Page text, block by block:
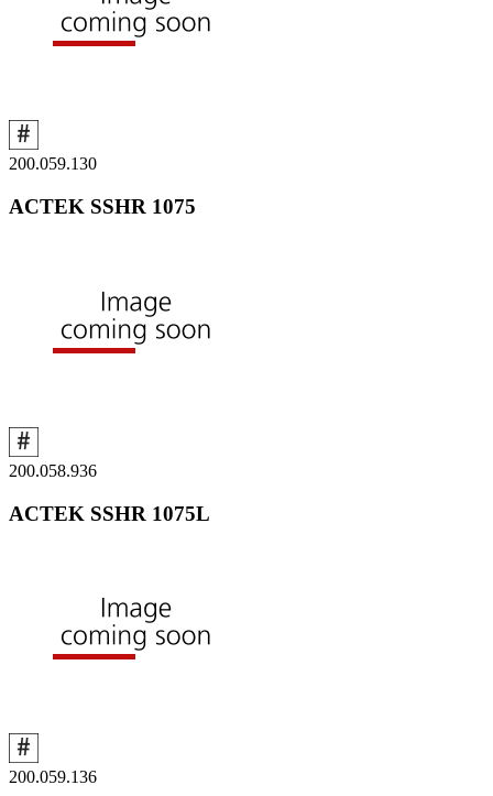
200.059.130
ACTEK SSHR 1075
200.058.936
ACTEK SSHR 1075L
200.059.136